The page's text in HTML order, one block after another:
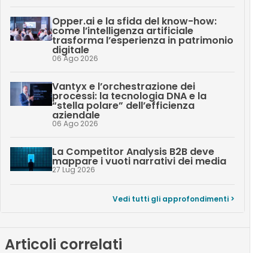
Opper.ai e la sfida del know-how:
come l’intelligenza artificiale
trasforma l’esperienza in patrimonio
digitale
06 Ago 2026
Vantyx e l’orchestrazione dei
processi: la tecnologia DNA e la
“stella polare” dell’efficienza
aziendale
06 Ago 2026
La Competitor Analysis B2B deve
mappare i vuoti narrativi dei media
27 Lug 2026
Vedi tutti gli approfondimenti >
Articoli correlati